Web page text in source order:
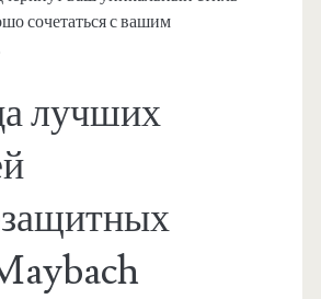
сочетаться с вашим
лучших